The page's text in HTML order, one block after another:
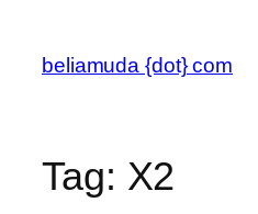
content
beliamuda {dot} com
Tag: X2